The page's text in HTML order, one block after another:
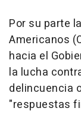
Por su parte
Americanos
hacia el
la lucha
delincuencia
"respuestas